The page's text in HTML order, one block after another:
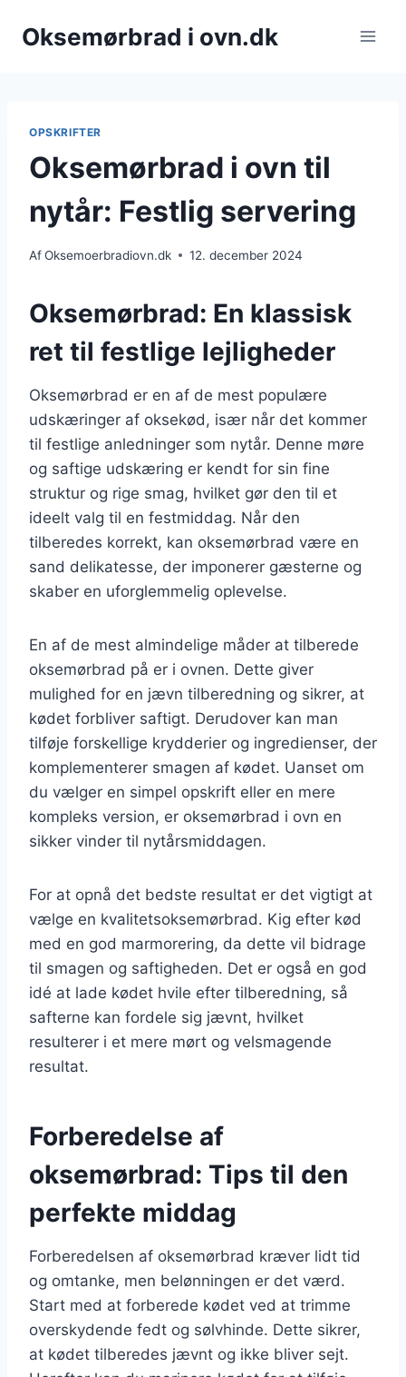
Oksemørbrad i ovn.dk
OPSKRIFTER
Oksemørbrad i ovn til
nytår: Festlig servering
AfOksemoerbradiovn.dk 12. december 2024
Oksemørbrad: En klassisk
ret til festlige lejligheder
Oksemørbrad er en af de mest populære
udskæringer af oksekød, især når det kommer
til festlige anledninger som nytår. Denne møre
og saftige udskæring er kendt for sin fine
struktur og rige smag, hvilket gør den til et
ideelt valg til en festmiddag. Når den
tilberedes korrekt, kan oksemørbrad være en
sand delikatesse, der imponerer gæsterne og
skaber en uforglemmelig oplevelse.
En af de mest almindelige måder at tilberede
oksemørbrad på er i ovnen. Dette giver
mulighed for en jævn tilberedning og sikrer, at
kødet forbliver saftigt. Derudover kan man
tilføje forskellige krydderier og ingredienser, der
komplementerer smagen af kødet. Uanset om
du vælger en simpel opskrift eller en mere
kompleks version, er oksemørbrad i ovn en
sikker vinder til nytårsmiddagen.
For at opnå det bedste resultat er det vigtigt at
vælge en kvalitetsoksemørbrad. Kig efter kød
med en god marmorering, da dette vil bidrage
til smagen og saftigheden. Det er også en god
idé at lade kødet hvile efter tilberedning, så
safterne kan fordele sig jævnt, hvilket
resulterer i et mere mørt og velsmagende
resultat.
Forberedelse af
oksemørbrad: Tips til den
perfekte middag
Forberedelsen af oksemørbrad kræver lidt tid
og omtanke, men belønningen er det værd.
Start med at forberede kødet ved at trimme
overskydende fedt og sølvhinde. Dette sikrer,
at kødet tilberedes jævnt og ikke bliver sejt.